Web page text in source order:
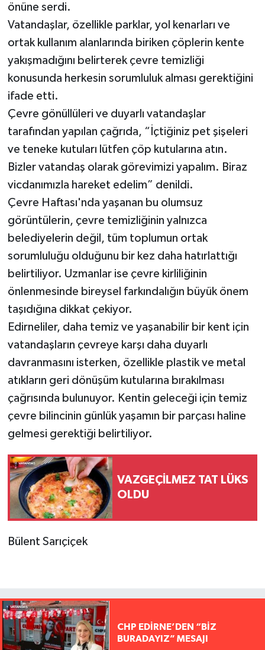
önüne serdi.
Vatandaşlar, özellikle parklar, yol kenarları ve
ortak kullanım alanlarında biriken çöplerin kente
yakışmadığını belirterek çevre temizliği
konusunda herkesin sorumluluk alması gerektiğini
ifade etti.
Çevre gönüllüleri ve duyarlı vatandaşlar
tarafından yapılan çağrıda, “İçtiğiniz pet şişeleri
ve teneke kutuları lütfen çöp kutularına atın.
Bizler vatandaş olarak görevimizi yapalım. Biraz
vicdanımızla hareket edelim” denildi.
Çevre Haftası'nda yaşanan bu olumsuz
görüntülerin, çevre temizliğinin yalnızca
belediyelerin değil, tüm toplumun ortak
sorumluluğu olduğunu bir kez daha hatırlattığı
belirtiliyor. Uzmanlar ise çevre kirliliğinin
önlenmesinde bireysel farkındalığın büyük önem
taşıdığına dikkat çekiyor.
Edirneliler, daha temiz ve yaşanabilir bir kent için
vatandaşların çevreye karşı daha duyarlı
davranmasını isterken, özellikle plastik ve metal
atıkların geri dönüşüm kutularına bırakılması
çağrısında bulunuyor. Kentin geleceği için temiz
çevre bilincinin günlük yaşamın bir parçası haline
gelmesi gerektiği belirtiliyor.
VAZGEÇİLMEZ TAT LÜKS
OLDU
Bülent Sarıçiçek
CHP EDİRNE’DEN “BİZ
BURADAYIZ” MESAJI